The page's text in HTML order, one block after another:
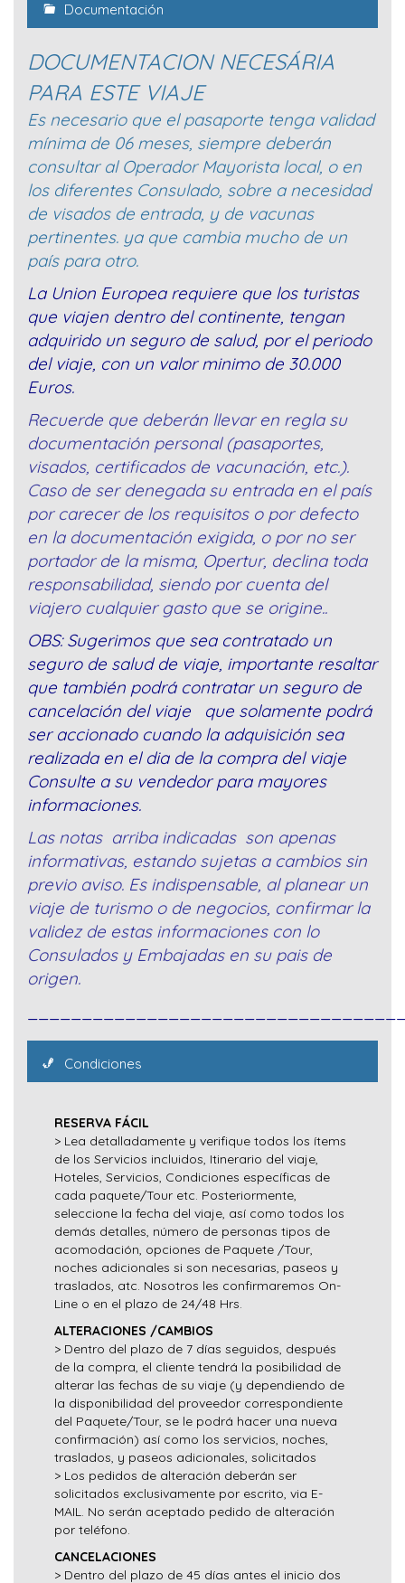
Documentación
DOCUMENTACION NECESÁRIA
PARA ESTE VIAJE
Es necesario que el pasaporte tenga validad
mínima de 06 meses, siempre deberán
consultar al Operador Mayorista local, o en
los diferentes Consulado, sobre a necesidad
de visados de entrada, y de vacunas
pertinentes. ya que cambia mucho de un
país para otro.
La Union Europea requiere que los turistas
que viajen dentro del continente, tengan
adquirido un seguro de salud, por el periodo
del viaje, con un valor minimo de 30.000
Euros.
Recuerde que deberán llevar en regla su
documentación personal (pasaportes,
visados, certificados de vacunación, etc.).
Caso de ser denegada su entrada en el país
por carecer de los requisitos o por defecto
en la documentación exigida, o por no ser
portador de la misma, Opertur, declina toda
responsabilidad, siendo por cuenta del
viajero cualquier gasto que se origine..
OBS: Sugerimos que sea contratado un
seguro de salud de viaje, importante resaltar
que también podrá contratar un seguro de
cancelación del viaje que solamente podrá
ser accionado cuando la adquisición sea
realizada en el dia de la compra del viaje
Consulte a su vendedor para mayores
informaciones.
Las notas arriba indicadas son apenas
informativas, estando sujetas a cambios sin
previo aviso. Es indispensable, al planear un
viaje de turismo o de negocios, confirmar la
validez de estas informaciones con lo
Consulados y Embajadas en su pais de
origen.
Condiciones
RESERVA FÁCIL
> Lea detalladamente y verifique todos los ítems
de los Servicios incluidos, Itinerario del viaje,
Hoteles, Servicios, Condiciones específicas de
cada paquete/Tour etc. Posteriormente,
seleccione la fecha del viaje, así como todos los
demás detalles, número de personas tipos de
acomodación, opciones de Paquete /Tour,
noches adicionales si son necesarias, paseos y
traslados, atc. Nosotros les confirmaremos On-
Line o en el plazo de 24/48 Hrs.
ALTERACIONES /CAMBIOS
> Dentro del plazo de 7 días seguidos, después
de la compra, el cliente tendrá la posibilidad de
alterar las fechas de su viaje (y dependiendo de
la disponibilidad del proveedor correspondiente
del Paquete/Tour, se le podrá hacer una nueva
confirmación) así como los servicios, noches,
traslados, y paseos adicionales, solicitados
> Los pedidos de alteración deberán ser
solicitados exclusivamente por escrito, via E-
MAIL. No serán aceptado pedido de alteración
por teléfono.
CANCELACIONES
> Dentro del plazo de 45 días antes el inicio dos